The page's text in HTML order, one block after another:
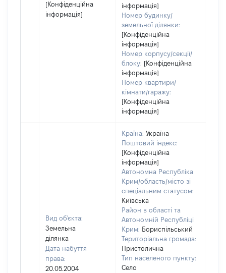
[Конфіденційна
інформація]
інформація]
Номер будинку/
земельної ділянки:
[Конфіденційна
інформація]
Номер корпусу/секції/
блоку: [Конфіденційна
інформація]
Номер квартири/
кімнати/гаражу:
[Конфіденційна
інформація]
Вид об'єкта:
Земельна
ділянка
Дата набуття
права:
20.05.2004
Країна: Україна
Поштовий індекс:
[Конфіденційна
інформація]
Автономна Республіка
Крим/область/місто зі
спеціальним статусом:
Київська
Район в області та
Автономній Республіці
Крим: Бориспільський
Територіальна громада:
Пристолична
Тип населеного пункту:
Село